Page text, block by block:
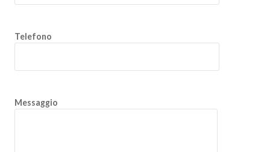
Telefono
Messaggio